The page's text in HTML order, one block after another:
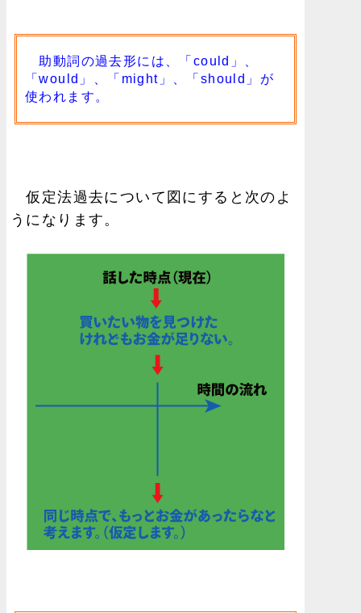
助動詞の過去形には、「could」、
「would」、「might」、「should」が
使われます。
仮定法過去について図にすると次のよ
うになります。